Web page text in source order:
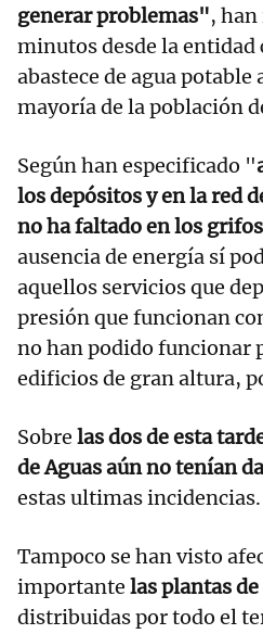
generar problemas",
minutos desde la entidad
abastece de agua
mayoría de la población
Según han especificado "
los depósitos y en la red
no ha faltado en los
ausencia de energía sí
aquellos servicios que
presión que funcionan
no han podido funcionar
edificios de gran altura,
Sobre las dos de esta
de Aguas aún no tenían
estas ultimas incidencias.
Tampoco se han visto
importante las plantas
distribuidas por todo el